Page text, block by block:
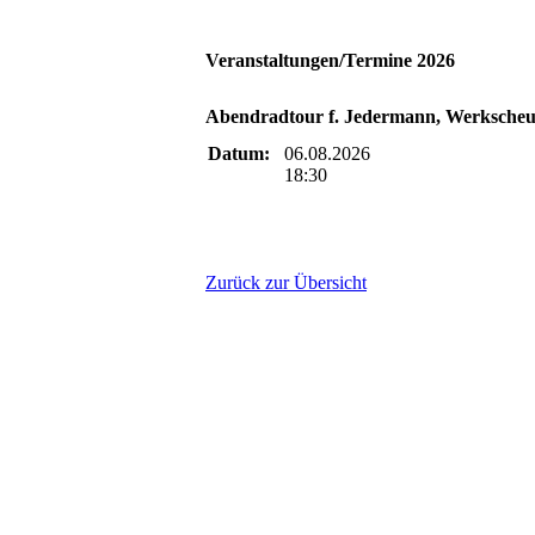
Veranstaltungen/Termine 2026
Abendradtour f. Jedermann,
Datum:
06.08.2026
18:30
Zurück zur Übersicht